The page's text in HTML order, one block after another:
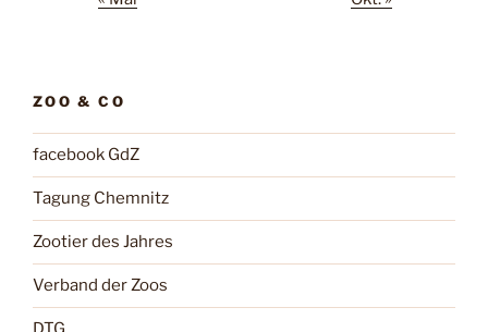
ZOO & CO
facebook GdZ
Tagung Chemnitz
Zootier des Jahres
Verband der Zoos